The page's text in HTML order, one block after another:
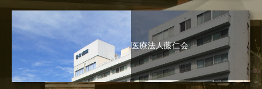
医療法人藤仁会